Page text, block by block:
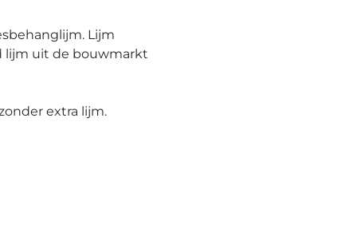
Lijm
lijm uit de bouwmarkt
extra lijm.